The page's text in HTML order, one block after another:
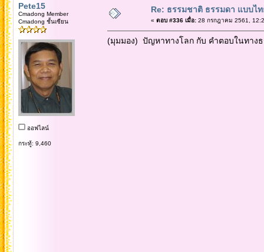
Pete15
Cmadong Member
Cmadong ชั้นเซียน
ออฟไลน์
กระทู้: 9,460
Re: ธรรมชาติ ธรรมดา แบบไท
« ตอบ #336 เมื่อ:28 กรกฎาคม 2561,
(มุมมอง) ปัญหาทางโลก กับ คำตอบในทาง